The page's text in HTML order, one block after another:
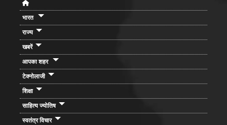
भारत
राज्य
खबरें
आपका शहर
टेक्नोलाजी
शिक्षा
साहित्य ज्योतिष
स्वतंत्र विचार